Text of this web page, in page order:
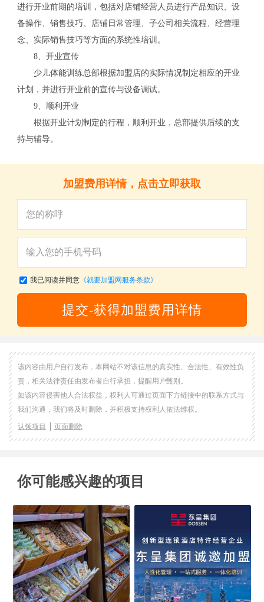
闭
进行开业前期的培训，包括对店铺经营人员进行产品知识、设
备操作、销售技巧、店铺日常管理、子公司相关流程、经营理
念、实际销售技巧等方面的系统性培训。
8、开业宣传
少儿体能训练总部根据加盟店的实际情况制定相应的开业
计划，并进行开业前的宣传与设备调试。
9、顺利开业
根据开业计划制定的行程，顺利开业，总部提供后续的支
持与辅导。
加盟费用详情，点击立即获取
我已阅读并同意《就要加盟网服务条款》
提交-获得加盟费用详情
该内容由用户自行发布，本网站不对该信息的真实性、合法性、有效性负
责，相关法律责任由发布者自行承担，提醒用户甄别。
如该内容侵害他人合法权益，权利人可通过页面下方链接中的联系方式与
我们沟通，我们将及时删除，并积极支持权利人依法维权。
认领项目 页面删除
你可能感兴趣的项目